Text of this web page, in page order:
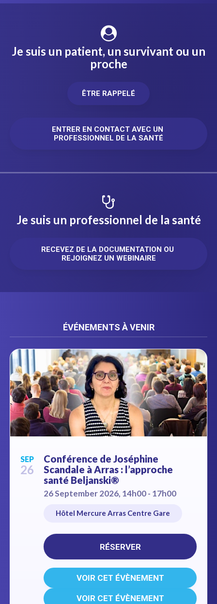
Je suis un patient, un survivant ou un
proche
ÊTRE RAPPELÉ
ENTRER EN CONTACT AVEC UN
PROFESSIONNEL DE LA SANTÉ
Je suis un professionnel de la santé
RECEVEZ DE LA DOCUMENTATION OU
REJOIGNEZ UN WEBINAIRE
ÉVÉNEMENTS À VENIR
SEP
26
Conférence de Joséphine
Scandale à Arras : l’approche
santé Beljanski®
26 September 2026, 14h00 - 17h00
Hôtel Mercure Arras Centre Gare
RÉSERVER
VOIR CET ÉVÈNEMENT
VOIR CET ÉVÈNEMENT